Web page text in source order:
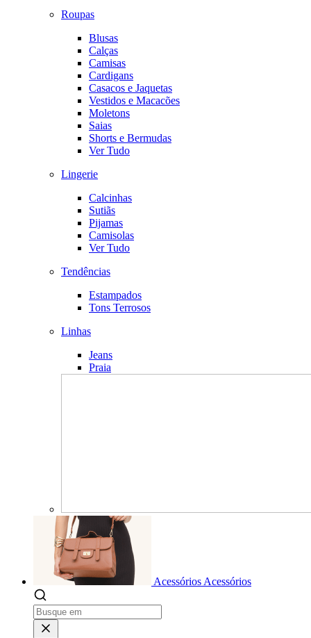
Roupas
Blusas
Calças
Camisas
Cardigans
Casacos e Jaquetas
Vestidos e Macacões
Moletons
Saias
Shorts e Bermudas
Ver Tudo
Lingerie
Calcinhas
Sutiãs
Pijamas
Camisolas
Ver Tudo
Tendências
Estampados
Tons Terrosos
Linhas
Jeans
Praia
Acessórios Acessórios